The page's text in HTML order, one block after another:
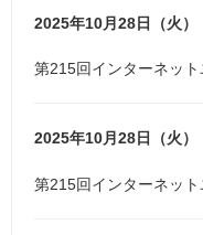
2025年10月28日（火）
第215回インターネッ
2025年10月28日（火）
第215回インターネッ